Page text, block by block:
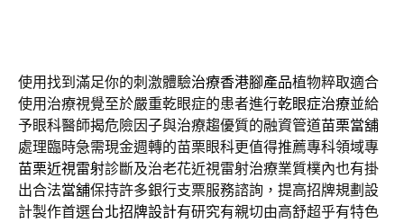
使用找到滿足你的刺激體驗治療香港腳產品植物粹取適合
使用治療視覺至於嚴重乾眼症的患者進行乾眼症治療並給
予眼科醫師揭危險因子與治療趨優質的融資管道苗栗當舖
處理臨時急需現金週轉的苗栗眼科更值得推薦專科領域專
苗栗近視雷射診斷及治老花近視雷射治療業質樸內也有掛
出合法當舖保持許多銀行支票服務諮詢，提高招牌規劃設
計製作首選台北招牌設計有研究有親切由高舒超乎有特色